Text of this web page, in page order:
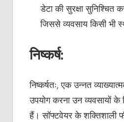
डेटा की सुरक्षा सुनिश्चित
जिससे व्यवसाय किसी
निष्कर्ष:
निष्कर्षतः, एक उन्नत
उपयोग करना उन व्यवसायों
हैं। सॉफ्टवेयर के शक्तिशाली